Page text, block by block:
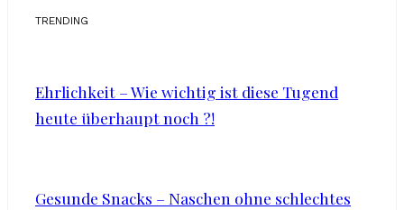
TRENDING
Ehrlichkeit – Wie wichtig ist diese Tugend
heute überhaupt noch ?!
Gesunde Snacks – Naschen ohne schlechtes